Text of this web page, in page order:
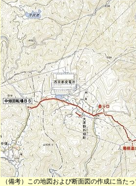
（備考）この地図および断面図の作成に当た